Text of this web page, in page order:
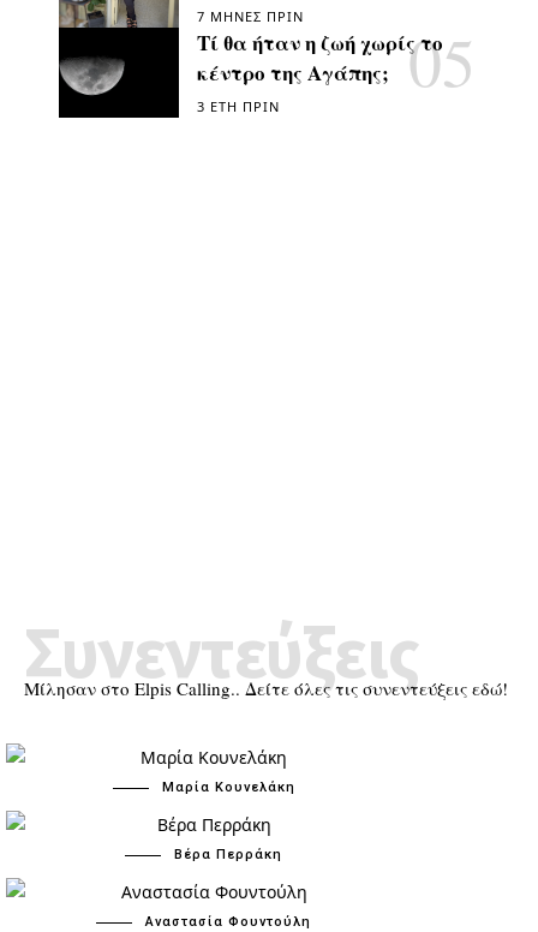
7 ΜΉΝΕΣ ΠΡΙΝ
Τί θα ήταν η ζωή χωρίς το
κέντρο της Αγάπης;
3 ΈΤΗ ΠΡΙΝ
Μίλησαν στο Elpis Calling.. Δείτε όλες τις συνεντεύξεις εδώ!
Συνεντεύξεις
Μαρία Κουνελάκη
Βέρα Περράκη
Αναστασία Φουντούλη